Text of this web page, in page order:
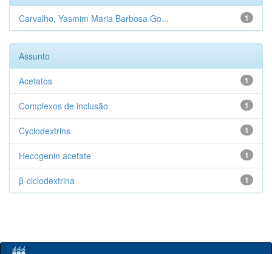
1
Carvalho, Yasmim Maria Barbosa Go...
Assunto
1
Acetatos
1
Complexos de inclusão
1
Cyclodextrins
1
Hecogenin acetate
1
β-ciclodextrina